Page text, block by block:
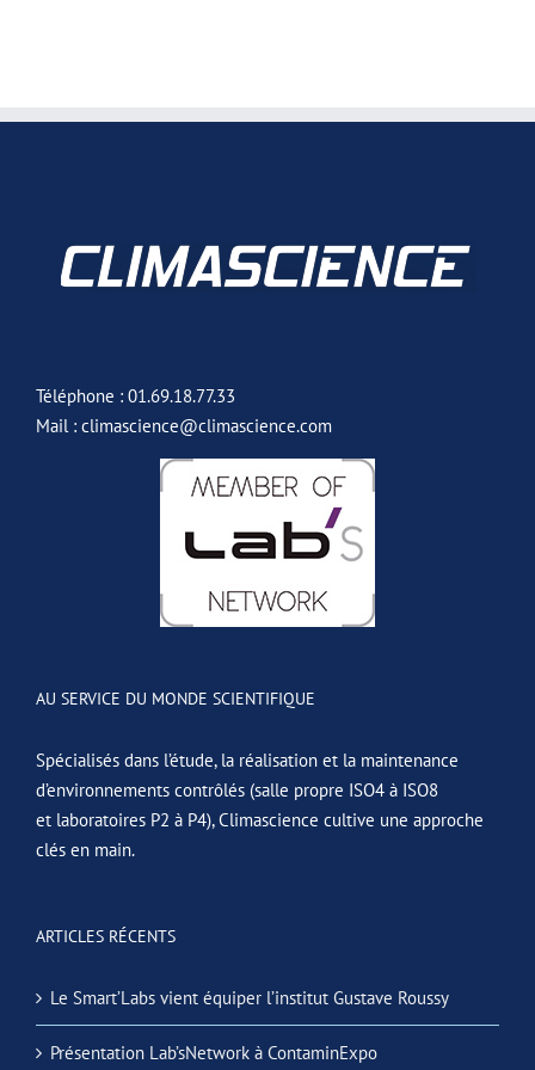
Téléphone : 01.69.18.77.33
Mail : climascience@climascience.com
AU SERVICE DU MONDE SCIENTIFIQUE
Spécialisés dans l’étude, la réalisation et la maintenance
d’environnements contrôlés (salle propre ISO4 à ISO8
et laboratoires P2 à P4), Climascience cultive une approche
clés en main.
ARTICLES RÉCENTS
Le Smart’Labs vient équiper l’institut Gustave Roussy
Présentation Lab’sNetwork à ContaminExpo